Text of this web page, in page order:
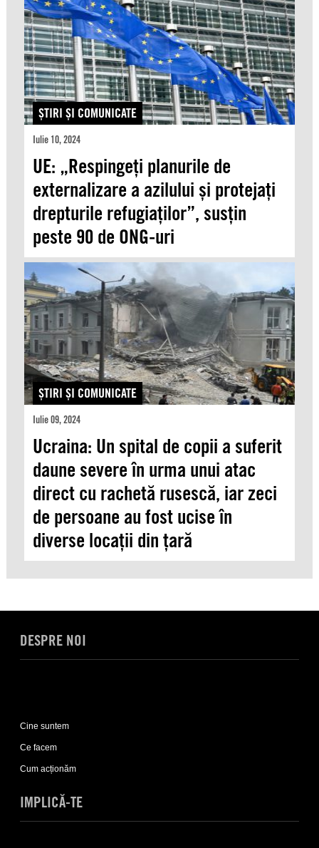
ŞTIRI ŞI COMUNICATE
Iulie 10, 2024
UE: „Respingeți planurile de
externalizare a azilului și protejați
drepturile refugiaților”, susțin
peste 90 de ONG-uri
ŞTIRI ŞI COMUNICATE
Iulie 09, 2024
Ucraina: Un spital de copii a suferit
daune severe în urma unui atac
direct cu rachetă rusescă, iar zeci
de persoane au fost ucise în
diverse locații din țară
DESPRE NOI
Despre
noi
sub-
list
Cine suntem
Ce facem
Cum acționăm
IMPLICĂ-TE